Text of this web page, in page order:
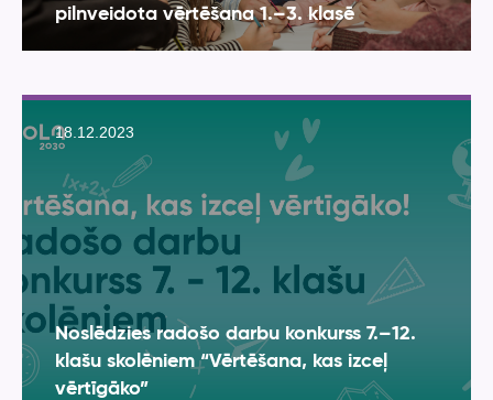
pilnveidota vērtēšana 1.–3. klasē
18.12.2023
Noslēdzies radošo darbu konkurss 7.–12.
klašu skolēniem “Vērtēšana, kas izceļ
vērtīgāko”